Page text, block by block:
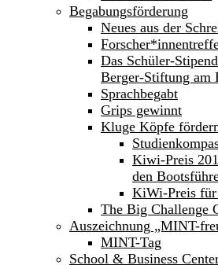
Begabungsförderung
Neues aus der
Das Schüler-
Berger-Stiftung am
Sprachbegabt
Grips gewinnt
Kluge Köpfe
Kiwi-Preis
den
KiWi-Preis
The Big Challenge
Auszeichnung „MINT-
MINT-Tag
School & Business